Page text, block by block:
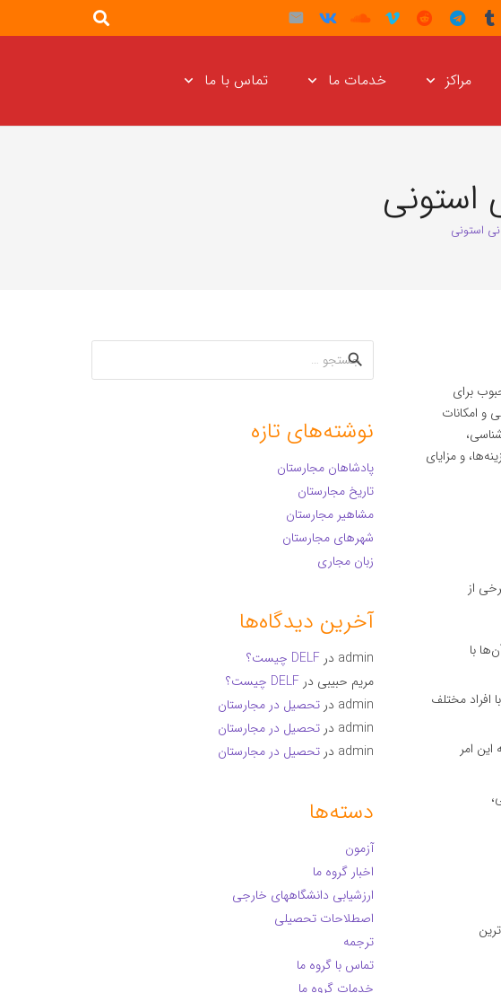
مراکز خدمات ما تماس با ما
استونی
استونی
برای
و امکانات
و مزایای
از
با
مختلف
امر
جستجو
برای:
نوشته‌های تازه
پادشاهان مجارستان
تاریخ مجارستان
مشاهیر مجارستان
شهرهای مجارستان
زبان مجاری
آخرین دیدگاه‌ها
admin در DELF چیست؟
مریم حبیبی در DELF چیست؟
admin در تحصیل در مجارستان
admin در تحصیل در مجارستان
admin در تحصیل در مجارستان
دسته‌ها
آزمون
اخبار گروه ما
ارزشیابی دانشگاههای خارجی
اصطلاحات تحصیلی
ترجمه
تماس با گروه ما
خدمات گروه ما